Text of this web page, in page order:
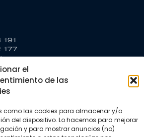
el
de las
como las cookies para almacenar y/o
del dispositivo. Lo hacemos para mejorar
y para mostrar anuncios (no)
177